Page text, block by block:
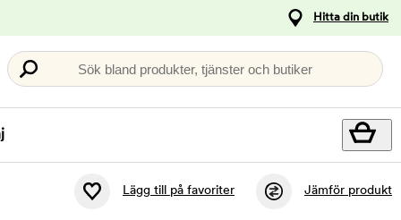
Hitta din butik
Sök bland produkter, tjänster och butiker
Lägg till på favoriter Jämför produkt